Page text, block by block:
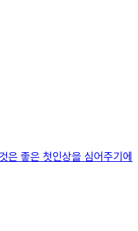
은 좋은 첫인상을 심어주기에